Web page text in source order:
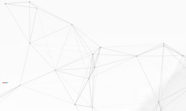
لدعم الابتكار وريادة الأعمال